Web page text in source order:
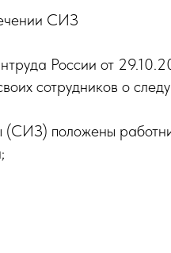
СИЗ
России от
сотрудников о
положены